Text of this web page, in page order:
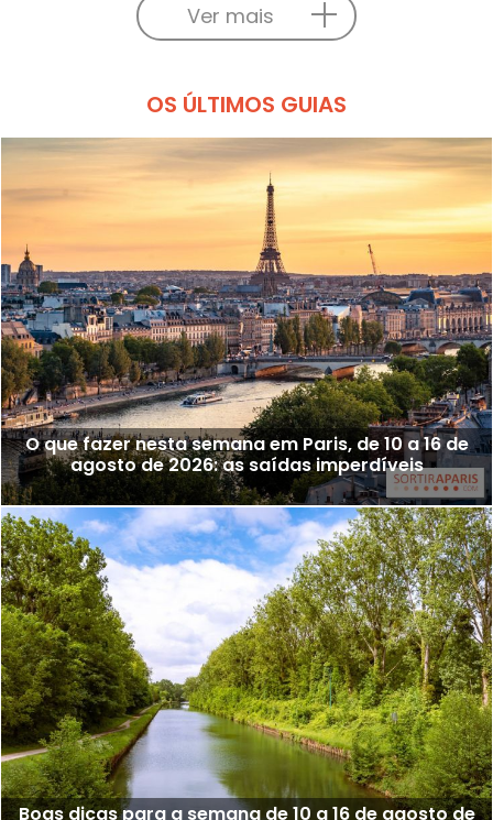
Ver mais
OS ÚLTIMOS GUIAS
O que fazer nesta semana em Paris, de 10 a 16 de
agosto de 2026: as saídas imperdíveis
Boas dicas para a semana de 10 a 16 de agosto de